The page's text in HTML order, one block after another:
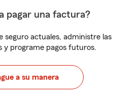
pagar una factura?
seguro actuales, administre las
y programe pagos futuros.
a su manera